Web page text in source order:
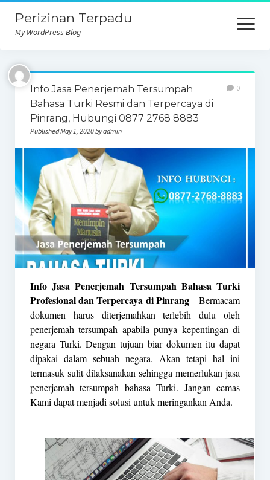
Perizinan Terpadu
My WordPress Blog
open
menu
Info Jasa Penerjemah Tersumpah
Bahasa Turki Resmi dan Terpercaya di
Pinrang, Hubungi 0877 2768 8883
Published May 1, 2020 by admin
0
Info Jasa Penerjemah Tersumpah Bahasa Turki
Profesional dan Terpercaya di Pinrang– Bermacam
dokumen harus diterjemahkan terlebih dulu oleh
penerjemah tersumpah apabila punya kepentingan di
negara Turki. Dengan tujuan biar dokumen itu dapat
dipakai dalam sebuah negara. Akan tetapi hal ini
termasuk sulit dilaksanakan sehingga memerlukan jasa
penerjemah tersumpah bahasa Turki. Jangan cemas
Kami dapat menjadi solusi untuk meringankan Anda.